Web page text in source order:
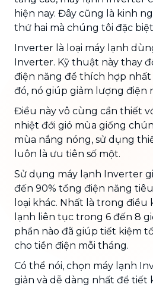
hiện nay. Đây cũng là kinh
thứ hai mà chúng tôi đặc
Inverter là loại máy lạnh
Inverter. Kỹ thuật này thay
điện năng để thích hợp
đó, nó giúp giảm lượng điện
Điều này vô cùng cần thiết
nhiệt đới gió mùa giống
mùa nắng nóng, sử dụng
luôn là ưu tiên số một.
Sử dụng máy lạnh Inverter
đến 90% tổng điện năng
loại khác. Nhất là trong
lạnh liên tục trong 6 đến 8
phần nào đã giúp tiết kiệm
cho tiền điện mỗi tháng.
Có thể nói, chọn máy lạnh
giản và dễ dàng nhất để tiết